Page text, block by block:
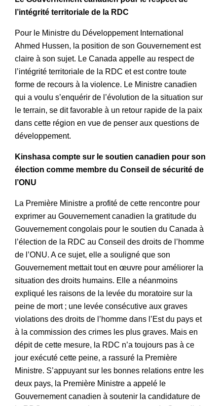
l’intégrité territoriale de la RDC
Pour le Ministre du Développement International
Ahmed Hussen, la position de son Gouvernement est
claire à son sujet. Le Canada appelle au respect de
l’intégrité territoriale de la RDC et est contre toute
forme de recours à la violence. Le Ministre canadien
qui a voulu s’enquérir de l’évolution de la situation sur
le terrain, se dit favorable à un retour rapide de la paix
dans cette région en vue de penser aux questions de
développement.
Kinshasa compte sur le soutien canadien pour son
élection comme membre du Conseil de sécurité de
l’ONU
La Première Ministre a profité de cette rencontre pour
exprimer au Gouvernement canadien la gratitude du
Gouvernement congolais pour le soutien du Canada à
l’élection de la RDC au Conseil des droits de l’homme
de l’ONU. A ce sujet, elle a souligné que son
Gouvernement mettait tout en œuvre pour améliorer la
situation des droits humains. Elle a néanmoins
expliqué les raisons de la levée du moratoire sur la
peine de mort ; une levée consécutive aux graves
violations des droits de l’homme dans l’Est du pays et
à la commission des crimes les plus graves. Mais en
dépit de cette mesure, la RDC n’a toujours pas à ce
jour exécuté cette peine, a rassuré la Première
Ministre. S’appuyant sur les bonnes relations entre les
deux pays, la Première Ministre a appelé le
Gouvernement canadien à soutenir la candidature de